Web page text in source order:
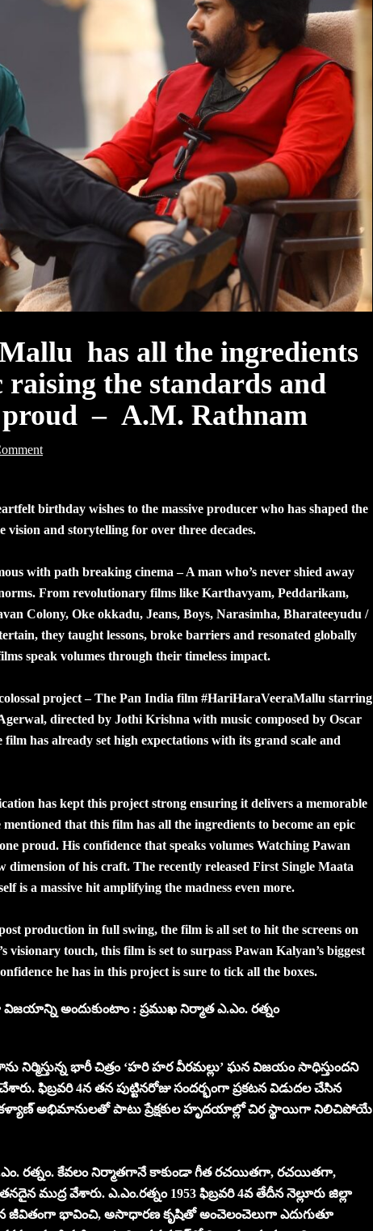
has all the ingredients
raising the standards and
proud – A.M. Rathnam
birthday wishes to the massive producer who has shaped the
and storytelling for over three decades.
with path breaking cinema – A man who’s never shied away
From revolutionary films like Karthavyam, Peddarikam,
Colony, Oke okkadu, Jeans, Boys, Narasimha, Bharateeyudu /
they taught lessons, broke barriers and resonated globally
speak volumes through their timeless impact.
project – The Pan India film #HariHaraVeeraMallu starring
directed by Jothi Krishna with music composed by Oscar
has already set high expectations with its grand scale and
has kept this project strong ensuring it delivers a memorable
that this film has all the ingredients to become an epic
proud. His confidence that speaks volumes Watching Pawan
of his craft. The recently released First Single Maata
is a massive hit amplifying the madness even more.
production in full swing, the film is all set to hit the screens on
touch, this film is set to surpass Pawan Kalyan’s biggest
he has in this project is sure to tick all the boxes.
అందుకుంటాం : ప్రముఖ నిర్మాత ఎ.ఎం. రత్నం
భారీ చిత్రం ‘హరి హర వీరమల్లు’ ఘన విజయం సాధిస్తుందని
ఫిబ్రవరి 4న తన పుట్టినరోజు సందర్భంగా ప్రకటన విడుదల చేసిన
కళ్యాణ్ అభిమానులతో పాటు ప్రేక్షకుల హృదయాల్లో చిర స్థాయిగా నిలిచిపోయే
రత్నం. కేవలం నిర్మాతగానే కాకుండా గీత రచయితగా, రచయితగా,
ముద్ర వేశారు. ఎ.ఎం.రత్నం 1953 ఫిబ్రవరి 4వ తేదీన నెల్లూరు జిల్లా
జీవితంగా భావించి, అసాధారణ కృషితో అంచెలంచెలుగా ఎదుగుతూ